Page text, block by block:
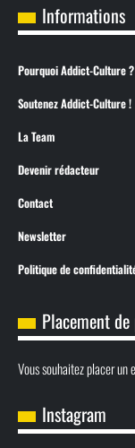
Informations
Pourquoi Addict-Culture ?
Soutenez Addict-Culture !
La Team
Devenir rédacteur
Contact
Newsletter
Politique de
Placement
Vous souhaitez placer
Instagram